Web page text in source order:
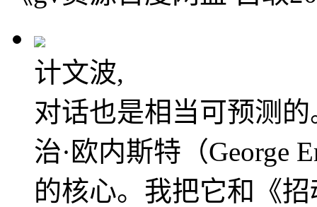
计文波,
对话也是相当可预测
治·欧内斯特（George
的核心。我把它和《